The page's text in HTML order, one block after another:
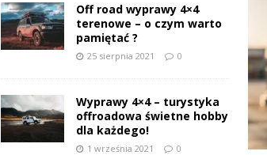
Off road wyprawy 4×4
terenowe – o czym warto
pamiętać ?
25 sierpnia 2021 0
Wyprawy 4×4 – turystyka
offroadowa świetne hobby
dla każdego!
1 września 2021 0